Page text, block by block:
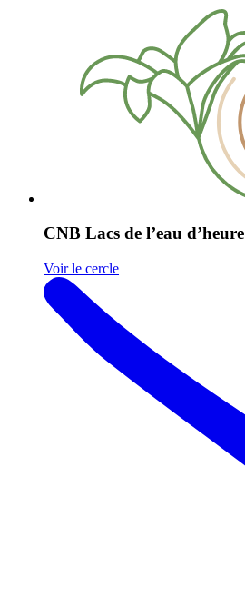
CNB Lacs de l’eau d’heure
Voir le cercle